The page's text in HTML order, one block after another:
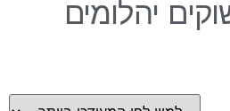
יהלומים